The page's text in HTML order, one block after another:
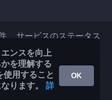
サービスのステータス
Play
ンスを向上
を理解する
使用すること
ります。 詳
OK